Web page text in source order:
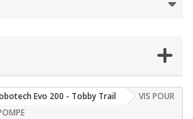
Evo 200 - Tobby Trail
VIS POUR